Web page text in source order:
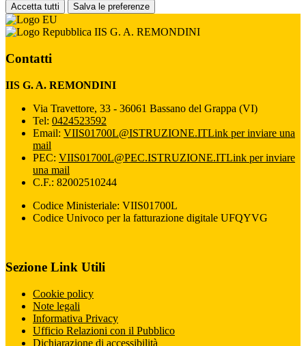
Accetta tutti Salva le preferenze
IIS G. A. REMONDINI
Contatti
IIS G. A. REMONDINI
Via Travettore, 33 - 36061 Bassano del Grappa (VI)
Tel: 0424523592
Email: VIIS01700L@ISTRUZIONE.ITLink per inviare una
mail
PEC: VIIS01700L@PEC.ISTRUZIONE.ITLink per inviare
una mail
C.F.: 82002510244
Codice Ministeriale: VIIS01700L
Codice Univoco per la fatturazione digitale UFQYVG
Sezione Link Utili
Cookie policy
Note legali
Informativa Privacy
Ufficio Relazioni con il Pubblico
Dichiarazione di accessibilità